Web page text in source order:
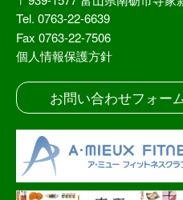
Tel. 0763-22-6639
Fax 0763-22-7506
個人情報保護方針
お問い合わせフォー